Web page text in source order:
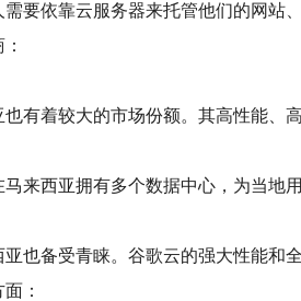
要依靠云服务器来托管他们的网
有着较大的市场份额。其高性能、
来西亚拥有多个数据中心，为当地
也备受青睐。谷歌云的强大性能和
：